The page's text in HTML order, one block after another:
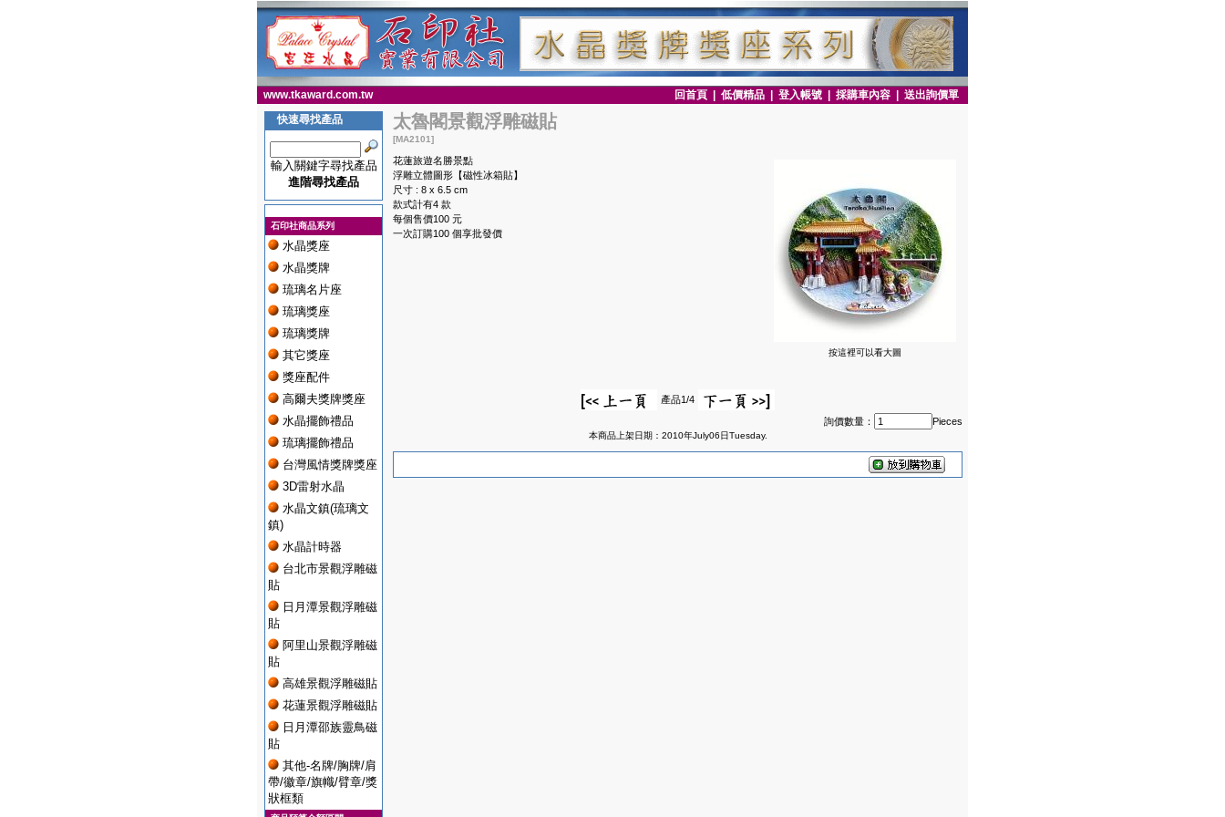
www.tkaward.com.tw 回首頁 低價精品 登入帳號 採購車內容
送出詢價單
快速尋找產品
輸入關鍵字尋找產品
進階尋找產品
石印社商品系列
水晶獎座
水晶獎牌
琉璃名片座
琉璃獎座
琉璃獎牌
其它獎座
獎座配件
高爾夫獎牌獎座
水晶擺飾禮品
琉璃擺飾禮品
台灣風情獎牌獎座
3D雷射水晶
水晶文鎮(琉璃文
鎮)
水晶計時器
台北市景觀浮雕磁
貼
日月潭景觀浮雕磁
貼
阿里山景觀浮雕磁
貼
高雄景觀浮雕磁貼
花蓮景觀浮雕磁貼
日月潭邵族靈鳥磁
貼
其他-名牌/胸牌/肩
帶/徽章/旗幟/臂章/獎
狀框類
太魯閣景觀浮雕磁貼
[MA2101]
按這裡可以看大圖
花蓮旅遊名勝景點
浮雕立體圖形【磁性冰箱貼】
尺寸 : 8 x 6.5 cm
款式計有4 款
每個售價100 元
一次訂購100 個享批發價
產品1/4
詢價數量：
Pieces
本商品上架日期：2010年July06日Tuesday.